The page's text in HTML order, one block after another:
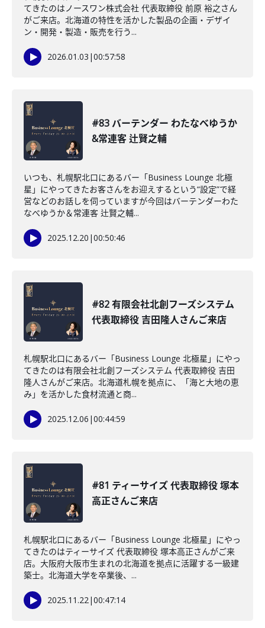
てきたのはノースワン株式会社 代表取締役 前原 裕之さん
がご来店。北海道の特性を活かした製品の企画・デザイ
ン・開発・製造・販売を行う...
2026.01.03 |00:57:58
#83 バーテンダー わたなべゆうか
&常連客 辻賢之輔
いつも、札幌駅北口にあるバー「Business Lounge 北極
星」にやってきたお客さんをお迎えするという“設定”で経
営などのお話しを伺っていますが今回はバーテンダーわた
なべゆうか＆常連客 辻賢之輔...
2025.12.20 |00:50:46
#82 有限会社北創フーズシステム
代表取締役 吉田隆人さんご来店
札幌駅北口にあるバー「Business Lounge 北極星」にやっ
てきたのは有限会社北創フーズシステム 代表取締役 吉田
隆人さんがご来店。北海道札幌を拠点に、「海と大地の恵
み」を活かした食材流通と商...
2025.12.06 |00:44:59
#81 ティーサイズ 代表取締役 塚本
高正さんご来店
札幌駅北口にあるバー「Business Lounge 北極星」にやっ
てきたのはティーサイズ 代表取締役 塚本高正さんがご来
店。大阪府大阪市生まれの北海道を拠点に活躍する一級建
築士。北海道大学を卒業後、...
2025.11.22|00:47:14